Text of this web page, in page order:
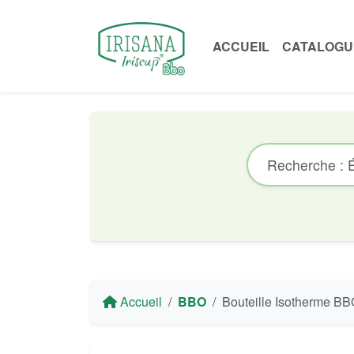
ACCUEIL
Accueil BBO Bouteille Isotherme BBO Irisana avec Housse Néoprène - Acier